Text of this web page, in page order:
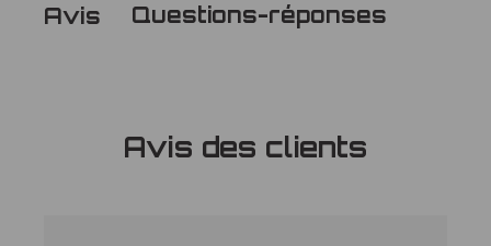
Cette marque propose des pièces fiables et de très bonne
Avis
Questions
Avis Questions-réponses
Avis des clients